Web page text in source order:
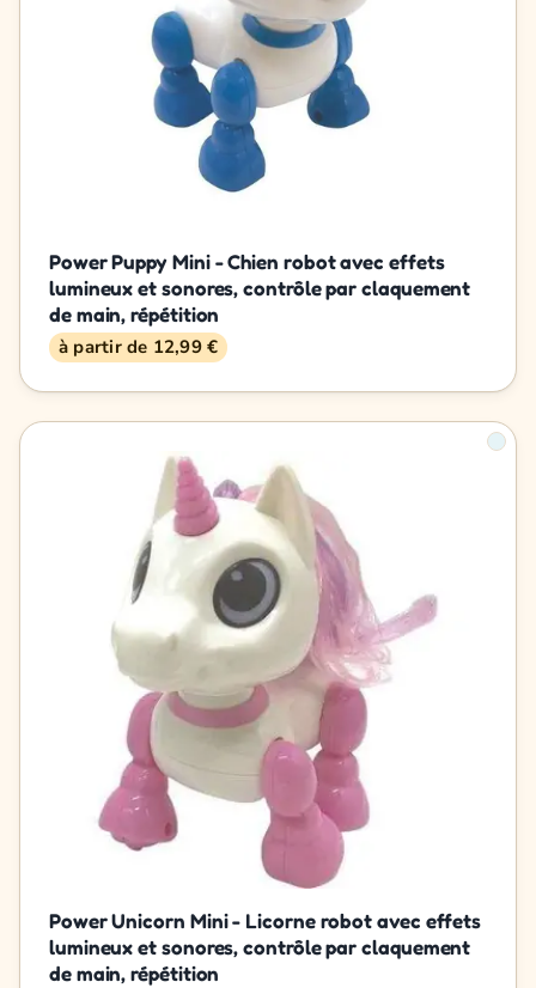
Power Puppy Mini - Chien robot avec effets
lumineux et sonores, contrôle par claquement
de main, répétition
à partir de 12,99 €
Power Unicorn Mini - Licorne robot avec effets
lumineux et sonores, contrôle par claquement
de main, répétition